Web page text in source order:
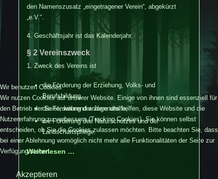
den Namenszusatz „eingetragener Verein“, abgekürzt
„e.V.“.
4. Geschäftsjahr ist das Kalenderjahr.
§ 2 Vereinszweck
1. Zweck des Vereins ist
die Förderung der Erziehung, Volks- und
Berufsbildung,
die Förderung der Jugendhilfe,
die Förderung des Naturschutzes und der
Landschaftspflege.
Weiterlesen …
Wir benutzen Cookies
Wir nutzen Cookies auf unserer Website. Einige von ihnen sind essenziell für
den Betrieb der Seite, während andere uns helfen, diese Website und die
Nutzererfahrung zu verbessern (Tracking Cookies). Sie können selbst
entscheiden, ob Sie die Cookies zulassen möchten. Bitte beachten Sie, dass
bei einer Ablehnung womöglich nicht mehr alle Funktionalitäten der Seite zur
Verfügung stehen.
Akzeptieren